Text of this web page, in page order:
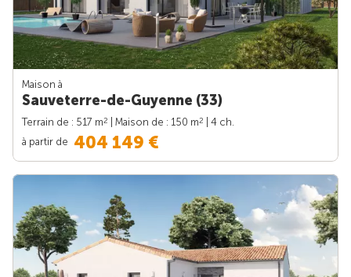
Maison à
Sauveterre-de-Guyenne (33)
Terrain de : 517 m2 | Maison de : 150 m2
| 4 ch.
à partir de 404 149 €